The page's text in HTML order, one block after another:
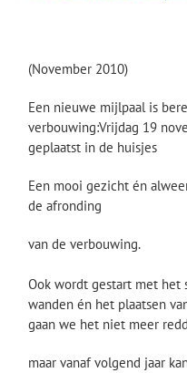
(November 2010)
Een nieuwe mijlpaal is
verbouwing:Vrijdag 19
geplaatst in de huisjes
Een mooi gezicht én
de afronding
van de verbouwing.
Ook wordt gestart met het
wanden én het plaatsen
gaan we het niet meer
maar vanaf volgend jaar